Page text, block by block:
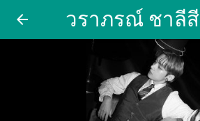
arrow_back วราภรณ์ ชาลีสี